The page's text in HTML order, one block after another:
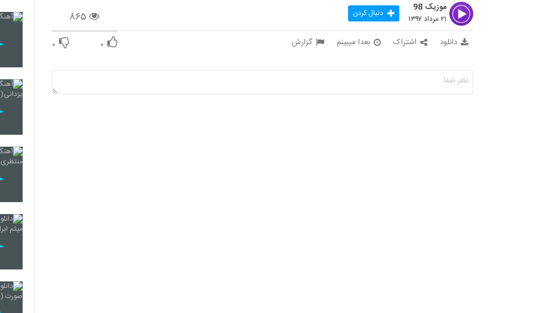
۸۶۵
موزیک 98
۲۱ مرداد ۱۳۹۷ دنبال کردن
دانلود اشتراک بعدا میبینم گزارش ۰ ۰